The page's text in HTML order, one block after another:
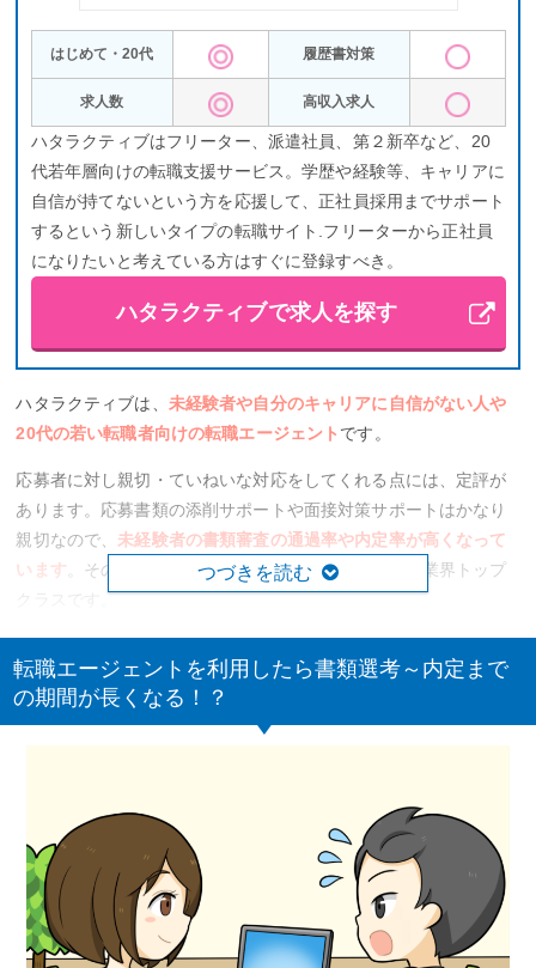
はじめて・20代 履歴書対策
求人数 高収入求人
ハタラクティブはフリーター、派遣社員、第２新卒など、20
代若年層向けの転職支援サービス。学歴や経験等、キャリアに
自信が持てないという方を応援して、正社員採用までサポート
するという新しいタイプの転職サイト.フリーターから正社員
になりたいと考えている方はすぐに登録すべき。
ハタラクティブで求人を探す
ハタラクティブは、 未経験者や自分のキャリアに自信がない人や
20代の若い転職者向けの転職エージェント です。
応募者に対し親切・ていねいな対応をしてくれる点には、定評が
あります。応募書類の添削サポートや面接対策サポートはかなり
親切なので、未経験者の書類審査の通過率や内定率が高くなって
います 。そのため、未経験者歓迎の求人数に関しては業界トップ
クラスです。
劣る場合も多くなっています。未経験者ということである程度は
質の低下も考慮の上で進めなければなりませんが、その中でもよ
り待遇の良い求人を探し出すことがポイントです。
いうことで、未経験の分野に転職したい人や職歴が少ない人、転
職経験が無い人に特におすすめと言えるでしょう。また、
対応地
域が関東圏のみなので注意
してください。
ハタラクティブの公式サイトはこちら
つづきを読む
転職エージェントを利用したら書類選考～内定まで
の期間が長くなる！？